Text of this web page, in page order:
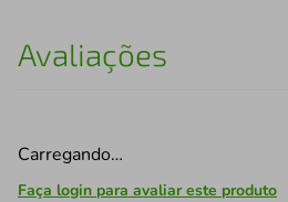
Avaliações
Carregando…
Faça login para avaliar este produto